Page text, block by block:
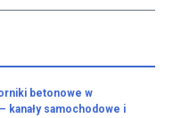
betonowe w
kanały samochodowe i